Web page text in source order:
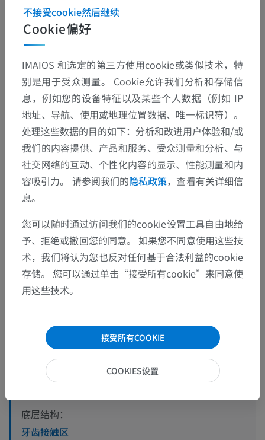
解剖层次
人体解剖学1
系统解剖学> 消化系统> 口> 牙> [牙]邻接面
底层结构：
牙齿接触区
Cookie偏好
不接受cookie然后继续
IMAIOS 和选定的第三方使用cookie或类似技术，特
别是用于受众测量。 Cookie允许我们分析和存储信
息，例如您的设备特征以及某些个人数据（例如 IP
地址、导航、使用或地理位置数据、唯一标识符）。
处理这些数据的目的如下：分析和改进用户体验和/或
我们的内容提供、产品和服务、受众测量和分析、与
社交网络的互动、个性化内容的显示、性能测量和内
容吸引力。 请参阅我们的隐私政策，查看有关详细信
息。
您可以随时通过访问我们的cookie设置工具自由地给
予、拒绝或撤回您的同意。 如果您不同意使用这些技
术，我们将认为您也反对任何基于合法利益的cookie
存储。 您可以通过单击“接受所有cookie”来同意使
用这些技术。
接受所有COOKIE
COOKIES设置